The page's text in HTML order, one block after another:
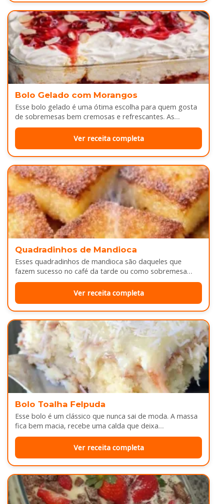
Bolo Gelado com Morangos
Esse bolo gelado é uma ótima escolha para quem gosta
de sobremesas bem cremosas e refrescantes. As
camadas de massa…
Ver receita completa
Quadradinhos de Mandioca
Esses quadradinhos de mandioca são daqueles que
fazem sucesso no café da tarde ou como sobremesa
depois do almoço. Por…
Ver receita completa
Bolo Toalha Felpuda
Esse bolo é um clássico que nunca sai de moda. A massa
fica bem macia, recebe uma calda que deixa…
Ver receita completa